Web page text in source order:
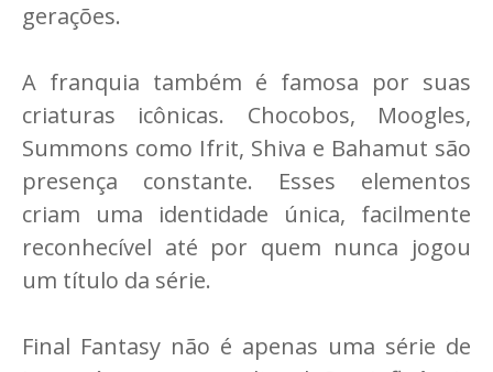
gerações.
A franquia também é famosa por suas
criaturas icônicas. Chocobos, Moogles,
Summons como Ifrit, Shiva e Bahamut são
presença constante. Esses elementos
criam uma identidade única, facilmente
reconhecível até por quem nunca jogou
um título da série.
Final Fantasy não é apenas uma série de